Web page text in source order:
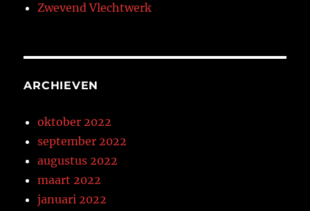
Zwevend Vlechtwerk
ARCHIEVEN
oktober 2022
september 2022
augustus 2022
maart 2022
januari 2022